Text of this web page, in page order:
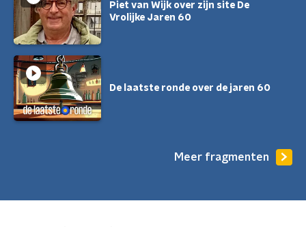
Piet van Wijk over zijn site De
Vrolijke Jaren 60
De laatste ronde over de jaren 60
Meer fragmenten